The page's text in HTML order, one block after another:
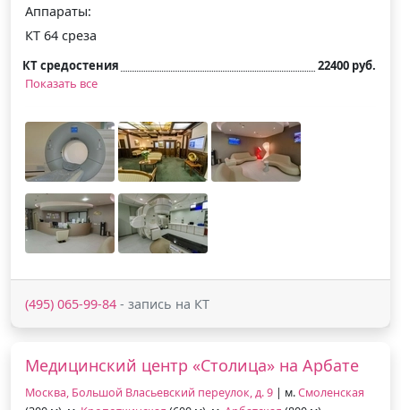
Аппараты:
КТ 64 среза
КТ средостения
22400 руб.
Показать все
(495) 065-99-84 - запись на КТ
Медицинский центр «Столица» на Арбате
Москва, Большой Власьевский переулок, д. 9 | м.Смоленская